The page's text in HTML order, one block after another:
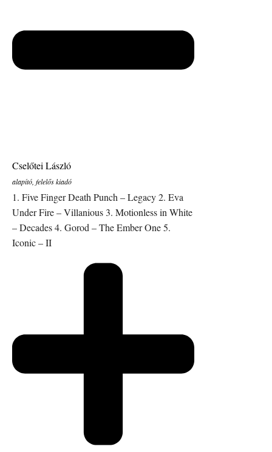
Cselőtei László
alapító, felelős kiadó
1. Five Finger Death Punch – Legacy 2. Eva
Under Fire – Villanious 3. Motionless in White
– Decades 4. Gorod – The Ember One 5.
Iconic – II